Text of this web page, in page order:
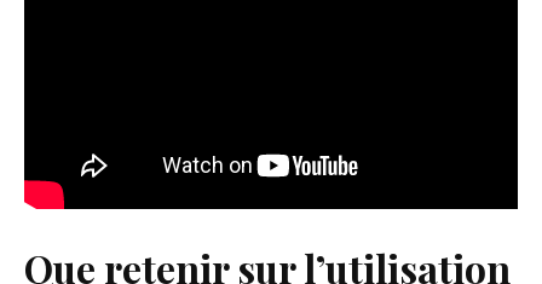
Que retenir sur l’utilisation